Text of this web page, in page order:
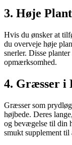
3. Høje
Hvis du ønsker at
du overveje høje
snerler. Disse
opmærksomhed.
4. Græsser i
Græsser som
højbede. Deres
og bevægelse til din
smukt supplement til